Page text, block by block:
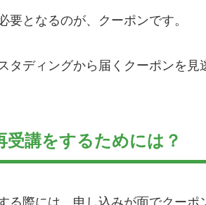
となるのが、クーポンです。
タディングから届くクーポンを見
講をするためには？